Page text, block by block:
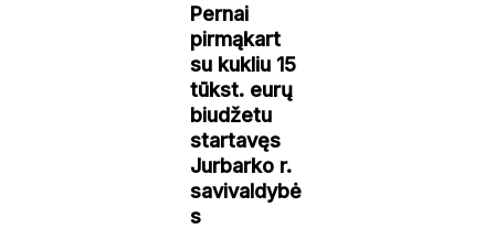
Pernai
pirmąkart
su kukliu 15
tūkst. eurų
biudžetu
startavęs
Jurbarko r.
savivaldybė
s